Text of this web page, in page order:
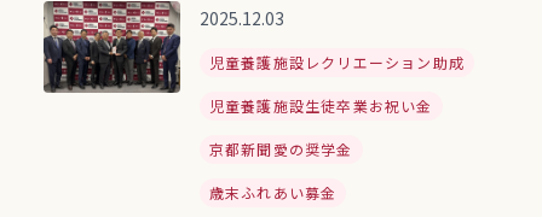
2025.12.03
児童養護施設レクリエーション助成
児童養護施設生徒卒業お祝い金
京都新聞愛の奨学金
歳末ふれあい募金